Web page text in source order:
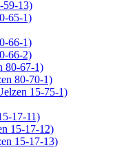
59-13)
65-1)
66-1)
66-2)
80-67-1)
80-70-1)
15-75-1)
17-11)
15-17-12)
15-17-13)